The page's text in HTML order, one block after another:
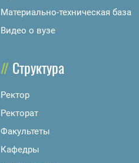
Материально-техническая база
Видео о вузе
Структура
Ректор
Ректорат
Факультеты
Кафедры